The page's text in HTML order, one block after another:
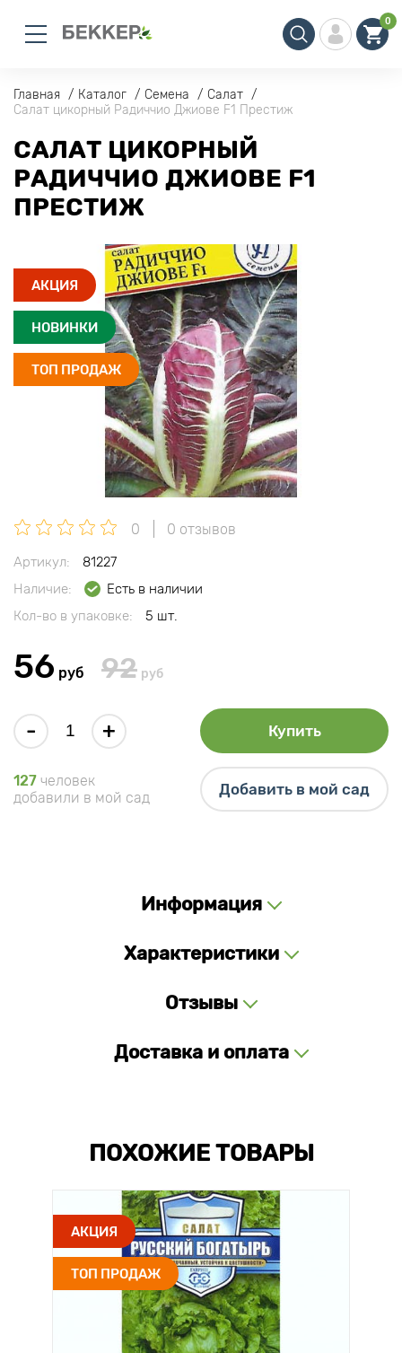
0
Главная Каталог Семена
Салат
Салат цикорный Радиччио Джиове F1 Престиж
САЛАТ ЦИКОРНЫЙ
РАДИЧЧИО ДЖИОВЕ F1
ПРЕСТИЖ
АКЦИЯ
НОВИНКИ
ТОП ПРОДАЖ
0 0 отзывов
Артикул:
81227
Наличие:
Есть в наличии
Кол-во в упаковке:
5 шт.
56 руб 92 руб
- + Купить
127 человек
добавили в мой сад
Добавить в мой сад
Информация
Характеристики
Отзывы
Доставка и оплата
ПОХОЖИЕ ТОВАРЫ
АКЦИЯ
ТОП ПРОДАЖ